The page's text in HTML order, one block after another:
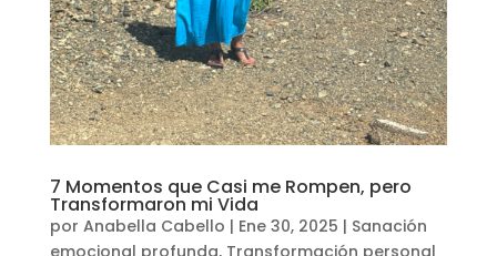
7 Momentos que Casi me Rompen, pero
Transformaron mi Vida
por Anabella Cabello | Ene 30, 2025 | Sanación
emocional profunda, Transformación personal